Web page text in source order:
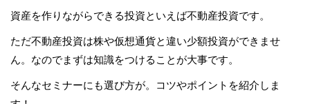
資産を作りながらできる投資といえば不動産投資です。
ただ不動産投資は株や仮想通貨と違い少額投資ができませ
ん。なのでまずは知識をつけることが大事です。
そんなセミナーにも選び方が。コツやポイントを紹介しま